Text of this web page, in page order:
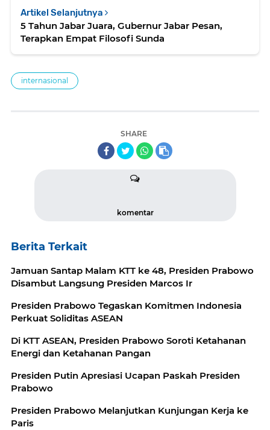
Artikel Selanjutnya
5 Tahun Jabar Juara, Gubernur Jabar Pesan,
Terapkan Empat Filosofi Sunda
internasional
SHARE
komentar
Berita Terkait
Jamuan Santap Malam KTT ke 48, Presiden Prabowo
Disambut Langsung Presiden Marcos Ir
Presiden Prabowo Tegaskan Komitmen Indonesia
Perkuat Soliditas ASEAN
Di KTT ASEAN, Presiden Prabowo Soroti Ketahanan
Energi dan Ketahanan Pangan
Presiden Putin Apresiasi Ucapan Paskah Presiden
Prabowo
Presiden Prabowo Melanjutkan Kunjungan Kerja ke
Paris